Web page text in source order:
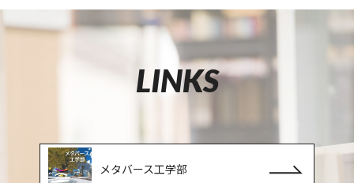
LINKS
メタバース工学部